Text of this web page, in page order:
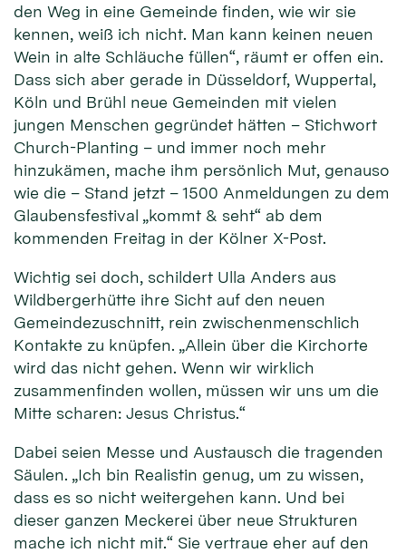
den Weg in eine Gemeinde finden, wie wir sie
kennen, weiß ich nicht. Man kann keinen neuen
Wein in alte Schläuche füllen“, räumt er offen ein.
Dass sich aber gerade in Düsseldorf, Wuppertal,
Köln und Brühl neue Gemeinden mit vielen
jungen Menschen gegründet hätten – Stichwort
Church-Planting – und immer noch mehr
hinzukämen, mache ihm persönlich Mut, genauso
wie die – Stand jetzt – 1500 Anmeldungen zu dem
Glaubensfestival „kommt & seht“ ab dem
kommenden Freitag in der Kölner X-Post.
Wichtig sei doch, schildert Ulla Anders aus
Wildbergerhütte ihre Sicht auf den neuen
Gemeindezuschnitt, rein zwischenmenschlich
Kontakte zu knüpfen. „Allein über die Kirchorte
wird das nicht gehen. Wenn wir wirklich
zusammenfinden wollen, müssen wir uns um die
Mitte scharen: Jesus Christus.“
Dabei seien Messe und Austausch die tragenden
Säulen. „Ich bin Realistin genug, um zu wissen,
dass es so nicht weitergehen kann. Und bei
dieser ganzen Meckerei über neue Strukturen
mache ich nicht mit.“ Sie vertraue eher auf den